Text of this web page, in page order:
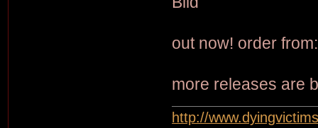
out now! order
more releases are
http://